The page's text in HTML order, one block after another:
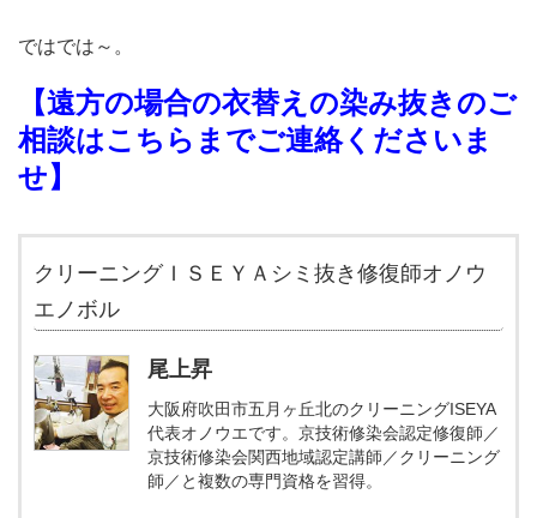
ではでは～。
【遠方の場合の衣替えの染み抜きのご
相談はこちらまでご連絡くださいま
せ】
クリーニングＩＳＥＹＡシミ抜き修復師オノウ
エノボル
尾上昇
大阪府吹田市五月ヶ丘北のクリーニングISEYA
代表オノウエです。京技術修染会認定修復師／
京技術修染会関西地域認定講師／クリーニング
師／と複数の専門資格を習得。